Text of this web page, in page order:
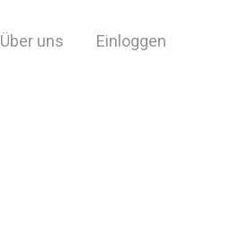
Über uns Einloggen